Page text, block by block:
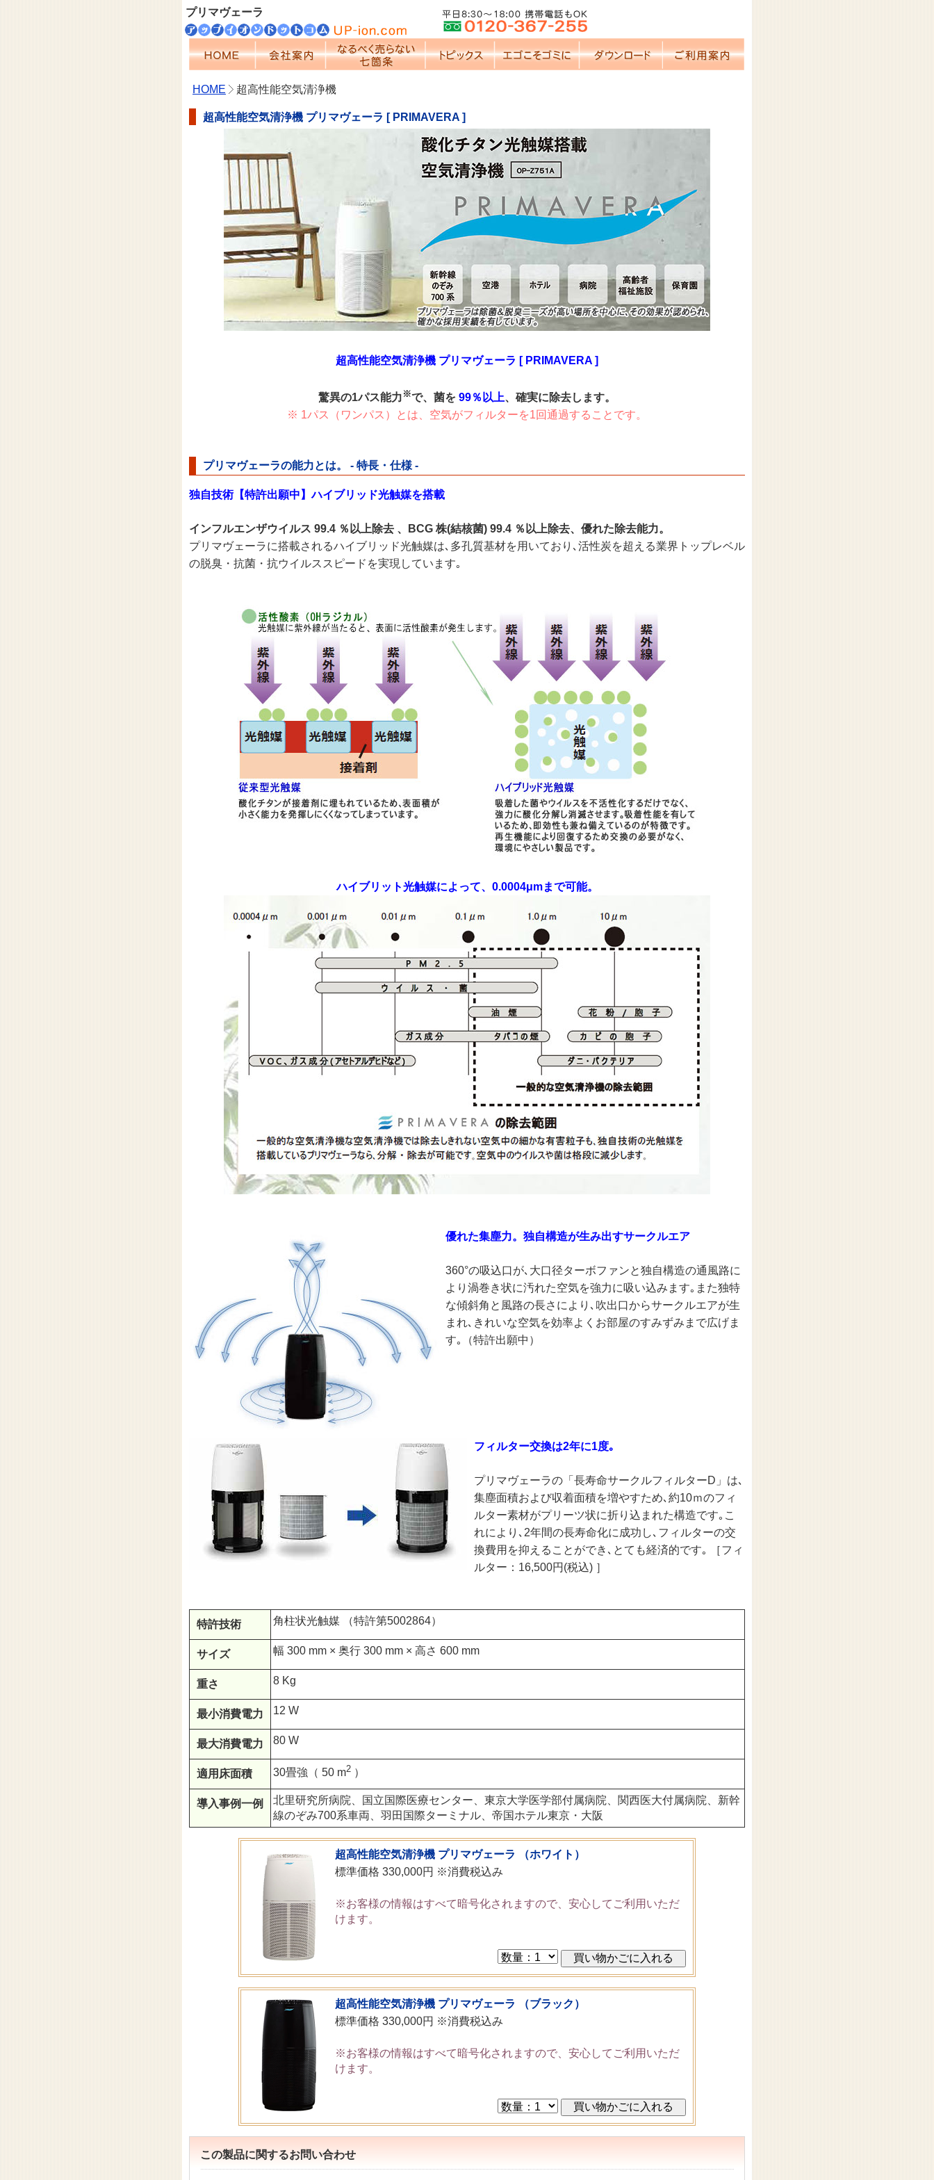
プリマヴェーラ
HOME 超高性能空気清浄機
超高性能空気清浄機 プリマヴェーラ [ PRIMAVERA ]
超高性能空気清浄機 プリマヴェーラ [ PRIMAVERA ]
驚異の1パス能力 ※で、菌を 99％以上、確実に除去します。
※ 1パス（ワンパス）とは、空気がフィルターを1回通過することです。
プリマヴェーラの能力とは。 - 特長・仕様 -
独自技術【特許出願中】ハイブリッド光触媒を搭載
インフルエンザウイルス 99.4 ％以上除去 、BCG 株(結核菌) 99.4 ％以上除去、優れた除去能力。
プリマヴェーラに搭載されるハイブリッド光触媒は､多孔質基材を用いており､活性炭を超える業界トップレベル
の脱臭・抗菌・抗ウイルススピードを実現しています｡
ハイブリット光触媒によって、0.0004μmまで可能。
優れた集塵力。独自構造が生み出すサークルエア
360°の吸込口が､大口径ターボファンと独自構造の通風路に
より渦巻き状に汚れた空気を強力に吸い込みます｡また独特
な傾斜角と風路の長さにより､吹出口からサークルエアが生
まれ､きれいな空気を効率よくお部屋のすみずみまで広げま
す｡（特許出願中）
フィルター交換は2年に1度｡
プリマヴェーラの「長寿命サークルフィルターD」は､
集塵面積および収着面積を増やすため､約10ｍのフィ
ルター素材がプリーツ状に折り込まれた構造です｡こ
れにより､2年間の長寿命化に成功し､フィルターの交
換費用を抑えることができ､とても経済的です｡ ［フィ
ルター：16,500円(税込) ］
特許技術 角柱状光触媒 （特許第5002864）
サイズ 幅 300 mm × 奥行 300 mm × 高さ 600 mm
重さ 8 Kg
最小消費電力 12 W
最大消費電力 80 W
適用床面積 30畳強（ 50 m2 ）
導入事例一例
北里研究所病院、国立国際医療センター、東京大学医学部付属病院、関西医大付属病院、新幹
線のぞみ700系車両、羽田国際ターミナル、帝国ホテル東京・大阪
超高性能空気清浄機 プリマヴェーラ （ホワイト）
標準価格 330,000円 ※消費税込み
※お客様の情報はすべて暗号化されますので、安心してご利用いただ
けます。
超高性能空気清浄機 プリマヴェーラ （ブラック）
標準価格 330,000円 ※消費税込み
※お客様の情報はすべて暗号化されますので、安心してご利用いただ
けます。
この製品に関するお問い合わせ